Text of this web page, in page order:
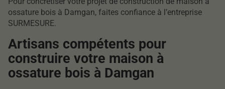
ossature bois à Damgan, faites confiance à l’entreprise
SURMESURE.
Artisans compétents pour
construire votre maison à
ossature bois à Damgan